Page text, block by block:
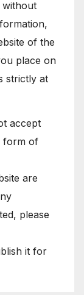
without
of the
place on
strictly at
accept
form of
are
please
it for